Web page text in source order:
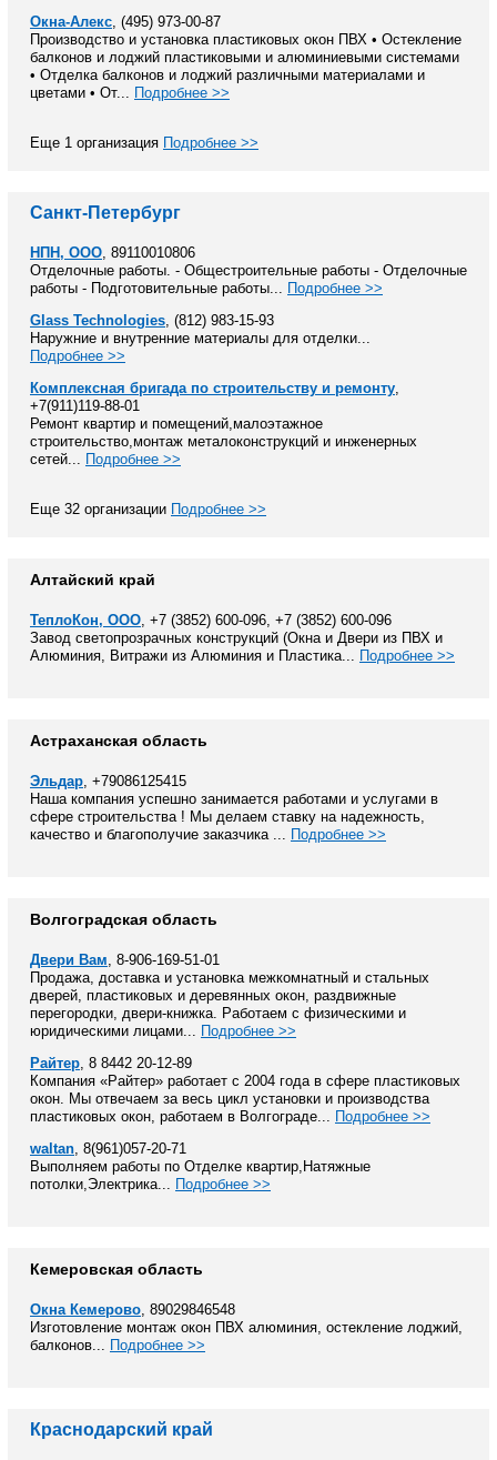
Окна-Алекс, (495) 973-00-87
Производство и установка пластиковых окон ПВХ • Остекление
балконов и лоджий пластиковыми и алюминиевыми системами
• Отделка балконов и лоджий различными материалами и
цветами • От... Подробнее >>
Еще 1 организация Подробнее >>
Санкт-Петербург
НПН, ООО, 89110010806
Отделочные работы. - Общестроительные работы - Отделочные
работы - Подготовительные работы... Подробнее >>
Glass Technologies, (812) 983-15-93
Наружние и внутренние материалы для отделки...
Подробнее >>
Комплексная бригада по строительству и ремонту,
+7(911)119-88-01
Ремонт квартир и помещений,малоэтажное
строительство,монтаж металоконструкций и инженерных
сетей... Подробнее >>
Еще 32 организации Подробнее >>
Алтайский край
ТеплоКон, ООО, +7 (3852) 600-096, +7 (3852) 600-096
Завод светопрозрачных конструкций (Окна и Двери из ПВХ и
Алюминия, Витражи из Алюминия и Пластика... Подробнее >>
Астраханская область
Эльдар, +79086125415
Наша компания успешно занимается работами и услугами в
сфере строительства ! Мы делаем ставку на надежность,
качество и благополучие заказчика ... Подробнее >>
Волгоградская область
Двери Вам, 8-906-169-51-01
Продажа, доставка и установка межкомнатный и стальных
дверей, пластиковых и деревянных окон, раздвижные
перегородки, двери-книжка. Работаем с физическими и
юридическими лицами... Подробнее >>
Райтер, 8 8442 20-12-89
Компания «Райтер» работает с 2004 года в сфере пластиковых
окон. Мы отвечаем за весь цикл установки и производства
пластиковых окон, работаем в Волгограде... Подробнее >>
waltan, 8(961)057-20-71
Выполняем работы по Отделке квартир,Натяжные
потолки,Электрика... Подробнее >>
Кемеровская область
Окна Кемерово, 89029846548
Изготовление монтаж окон ПВХ алюминия, остекление лоджий,
балконов... Подробнее >>
Краснодарский край